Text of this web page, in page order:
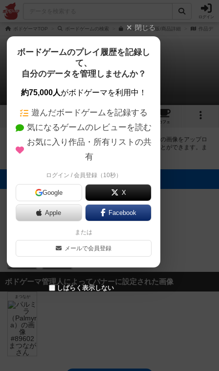
ログイン
ボドゲーマTOP ボードゲームの検索 パルミラの通販/商品詳細 作品デー
パルミラ
2件の画像
2 2
カフェ
ボドゲーマにログインすると、 「パルミラ（Palmyra）」 の画像をアップロ
ード出来たり、他のユーザーの投稿画像に評価を付けることができます。ま
た、トップ6の画像は様々なページで表示されます。
トップに表示される画像
まつなが
ボドゲーマ管理人によってバナーに設定された画像
まつなが
閉じる
ボードゲームのプレイ履歴を記録し
て、
自分のデータを管理しませんか？
約75,000人がボドゲーマを利用中！
遊んだボードゲームを記録する
気になるゲームのレビューを読む
お気に入り作品・所有リストの共
有
ログイン / 会員登録（10秒）
Google X
Apple Facebook
または
メールで会員登録
しばらく表示しない